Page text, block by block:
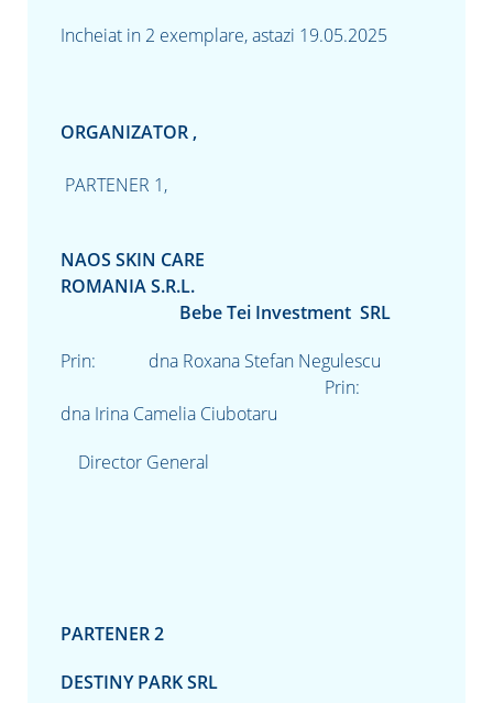
Incheiat in 2 exemplare, astazi 19.05.2025
ORGANIZATOR ,
PARTENER 1,
NAOS SKIN CARE
ROMANIAS.R.L.
Bebe Tei Investment SRL
Prin: dna Roxana Stefan Negulescu
Prin:
dna Irina Camelia Ciubotaru
Director General
PARTENER 2
DESTINY PARK SRL